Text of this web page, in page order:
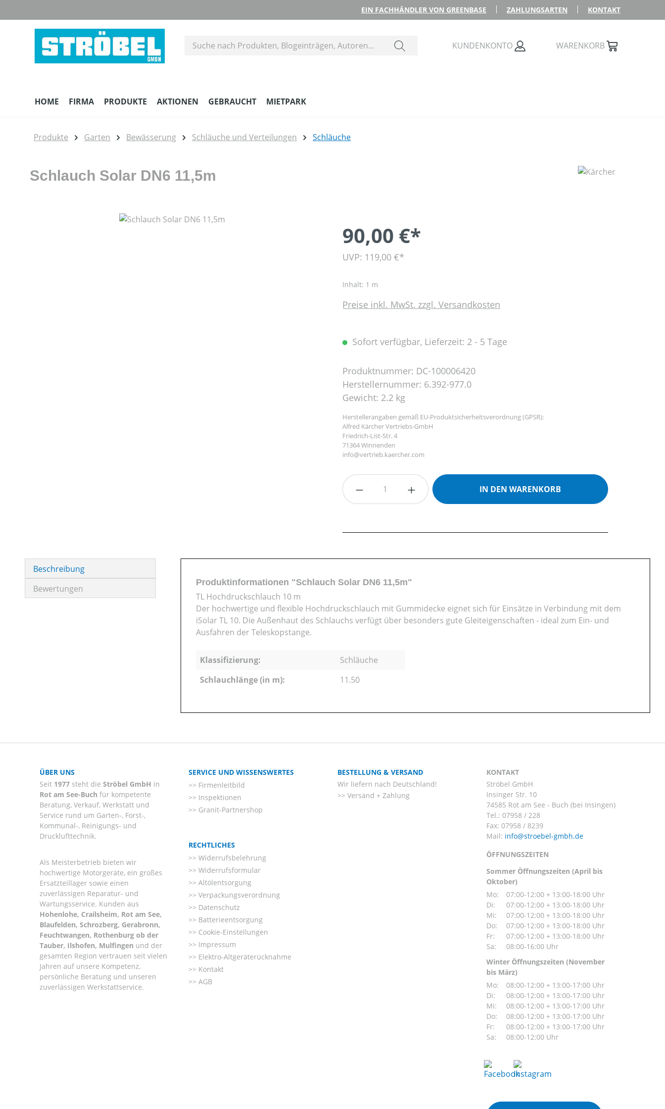
EIN FACHHÄNDLER VON GREENBASE ZAHLUNGSARTEN KONTAKT
KUNDENKONTO WARENKORB
HOME FIRMA PRODUKTE AKTIONEN GEBRAUCHT MIETPARK
Produkte Garten Bewässerung Schläuche und Verteilungen Schläuche
Schlauch Solar DN6 11,5m
Bildergalerie überspringen
90,00 €*
UVP: 119,00 €*
Inhalt: 1 m
Preise inkl. MwSt. zzgl. Versandkosten
Sofort verfügbar, Lieferzeit: 2 - 5 Tage
Produktnummer: DC-100006420
Herstellernummer: 6.392-977.0
Gewicht: 2.2 kg
Herstellerangaben gemäß EU-Produktsicherheitsverordnung (GPSR):
Alfred Kärcher Vertriebs-GmbH
Friedrich-List-Str. 4
71364 Winnenden
info@vertrieb.kaercher.com
Produkt Anzahl: Gib den gewünschten Wert ein oder
IN DEN WARENKORB
Beschreibung
Bewertungen
Produktinformationen "Schlauch Solar DN6 11,5m"
TL Hochdruckschlauch 10 m
Der hochwertige und flexible Hochdruckschlauch mit Gummidecke eignet sich für Einsätze in Verbindung mit dem
iSolar TL 10. Die Außenhaut des Schlauchs verfügt über besonders gute Gleiteigenschaften - ideal zum Ein- und
Ausfahren der Teleskopstange.
Klassifizierung:
Schläuche
Schlauchlänge (in m):
11.50
ÜBER UNS
Seit 1977 steht die Ströbel GmbH in
Rot am See-Buch für kompetente
Beratung, Verkauf, Werkstatt und
Service rund um Garten-, Forst-,
Kommunal-, Reinigungs- und
Drucklufttechnik.
Als Meisterbetrieb bieten wir
hochwertige Motorgeräte, ein großes
Ersatzteillager sowie einen
zuverlässigen Reparatur- und
Wartungsservice. Kunden aus
Hohenlohe, Crailsheim, Rot am See,
Blaufelden, Schrozberg, Gerabronn,
Feuchtwangen, Rothenburg ob der
Tauber, Ilshofen, Mulfingen und der
gesamten Region vertrauen seit vielen
Jahren auf unsere Kompetenz,
persönliche Beratung und unseren
zuverlässigen Werkstattservice.
SERVICE UND WISSENSWERTES
Firmenleitbild
Inspektionen
Granit-Partnershop
RECHTLICHES
Widerrufsbelehrung
Widerrufsformular
Altölentsorgung
Verpackungsverordnung
Datenschutz
Batterieentsorgung
Cookie-Einstellungen
Impressum
Elektro-Altgeräterücknahme
Kontakt
AGB
BESTELLUNG & VERSAND
Wir liefern nach Deutschland!
Versand + Zahlung
KONTAKT
Ströbel GmbH
Insinger Str. 10
74585 Rot am See - Buch (bei Insingen)
Tel.: 07958 / 228
Fax: 07958 / 8239
Mail:
ÖFFNUNGSZEITEN
Sommer Öffnungszeiten (April bis
Oktober)
Mo:
07:00-12:00 + 13:00-18:00 Uhr
Di:
07:00-12:00 + 13:00-18:00 Uhr
Mi:
07:00-12:00 + 13:00-18:00 Uhr
Do:
07:00-12:00 + 13:00-18:00 Uhr
Fr:
07:00-12:00 + 13:00-18:00 Uhr
Sa:
08:00-16:00 Uhr
Winter Öffnungszeiten (November
bis März)
Mo:
08:00-12:00 + 13:00-17:00 Uhr
Di:
08:00-12:00 + 13:00-17:00 Uhr
Mi:
08:00-12:00 + 13:00-17:00 Uhr
Do:
08:00-12:00 + 13:00-17:00 Uhr
Fr:
08:00-12:00 + 13:00-17:00 Uhr
Sa:
08:00-12:00 Uhr